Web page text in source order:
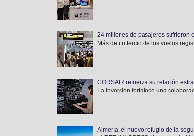
24 millones de pasajeros sufrieron
Más de un tercio de los vuelos
CORSAIR refuerza su relación
La inversión fortalece una
Almería, el nuevo refugio de la